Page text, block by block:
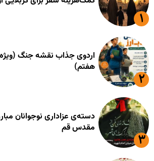
اردوی جذاب نقشه جنگ
هفتم)
دسته‌ی عزاداری نوجوانان
مقدس قم